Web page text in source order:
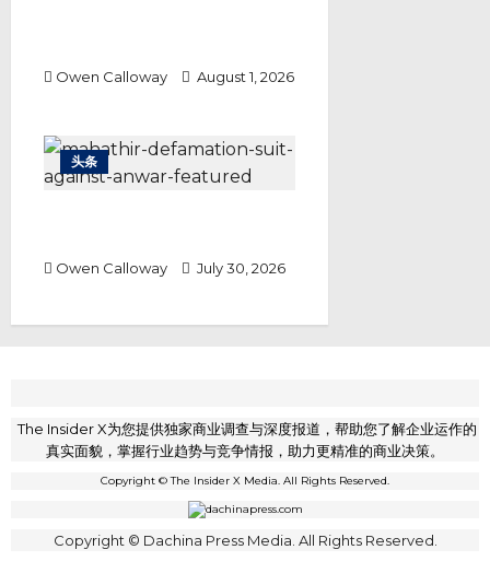
Owen Calloway August 1, 2026
头条
Owen Calloway July 30, 2026
The Insider X为您提供独家商业调查与深度报道，帮助您了解企业运作的
真实面貌，掌握行业趋势与竞争情报，助力更精准的商业决策。
Copyright © The Insider X Media. All Rights Reserved.
Copyright © Dachina Press Media. All Rights Reserved.